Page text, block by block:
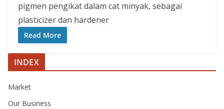
pigmen pengikat dalam cat minyak, sebagai
plasticizer dan hardener
Read More
INDEX
Market
Our Business